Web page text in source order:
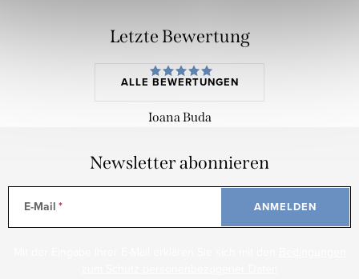
Letzte Bewertung
ALLE BEWERTUNGEN
Ioana Buda
Newsletter abonnieren
E-Mail ANMELDEN